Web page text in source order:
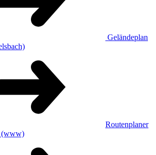
Geländeplan
Routenplaner
(www)